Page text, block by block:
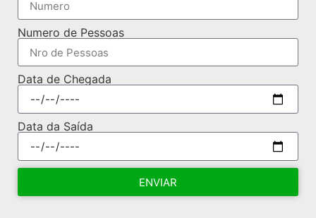
Numero de Pessoas
Data de Chegada
Data da Saída
ENVIAR